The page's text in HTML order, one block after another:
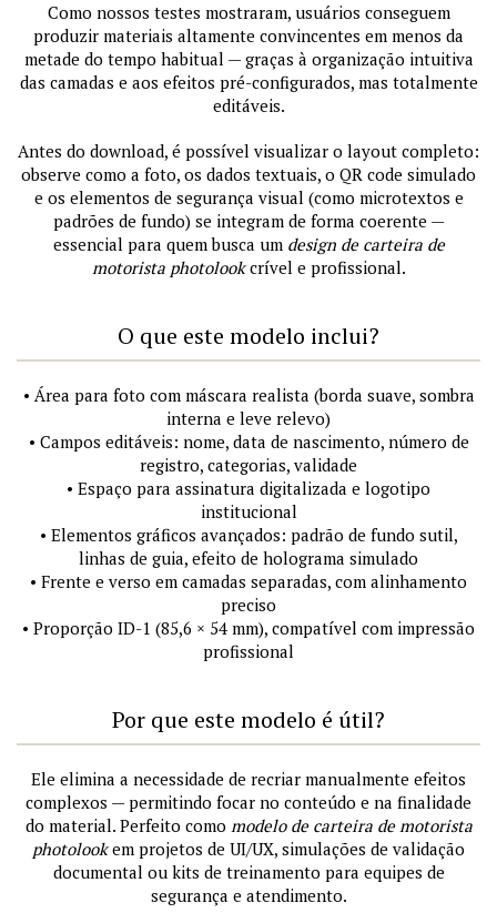
Como nossos testes mostraram, usuários conseguem
produzir materiais altamente convincentes em menos da
metade do tempo habitual — graças à organização intuitiva
das camadas e aos efeitos pré-configurados, mas totalmente
editáveis.
Antes do download, é possível visualizar o layout completo:
observe como a foto, os dados textuais, o QR code simulado
e os elementos de segurança visual (como microtextos e
padrões de fundo) se integram de forma coerente —
essencial para quem busca um design de carteira de
motorista photolookcrível e profissional.
O que este modelo inclui?
• Área para foto com máscara realista (borda suave, sombra
interna e leve relevo)
• Campos editáveis: nome, data de nascimento, número de
registro, categorias, validade
• Espaço para assinatura digitalizada e logotipo
institucional
• Elementos gráficos avançados: padrão de fundo sutil,
linhas de guia, efeito de holograma simulado
• Frente e verso em camadas separadas, com alinhamento
preciso
• Proporção ID-1 (85,6 × 54 mm), compatível com impressão
profissional
Por que este modelo é útil?
Ele elimina a necessidade de recriar manualmente efeitos
complexos — permitindo focar no conteúdo e na finalidade
do material. Perfeito como modelo de carteira de motorista
photolookem projetos de UI/UX, simulações de validação
documental ou kits de treinamento para equipes de
segurança e atendimento.